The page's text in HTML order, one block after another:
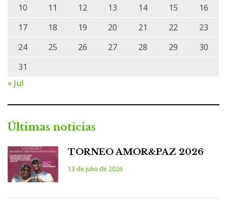
10
11 12 13 14 15
16
17
18 19 20 21 22
23
24
25 26 27 28 29
30
31
« Jul
Últimas noticias
TORNEO AMOR&PAZ 2026
13 de julio de 2026